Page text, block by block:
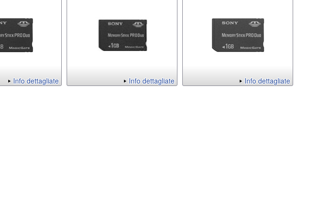
Info dettagliate Info dettagliate Info dettagliate